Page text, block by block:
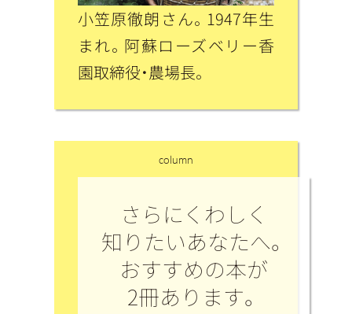
小笠原徹朗さん。1947年生
まれ。阿蘇ローズベリー香
園取締役・農場長。
column
さらにくわしく
知りたいあなたへ。
おすすめの本が
2冊あります。